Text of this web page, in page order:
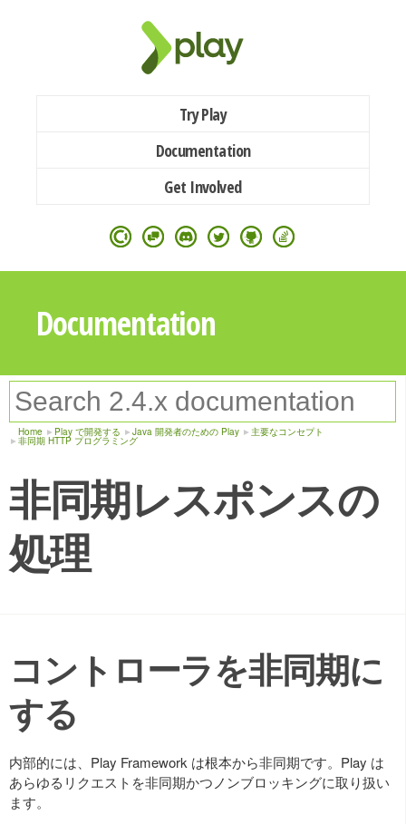
Try Play
Documentation
Get Involved
Documentation
Home Play で開発する Java 開発者のための Play 主要なコンセプト
非同期 HTTP プログラミング
非同期レスポンスの
処理
コントローラを非同期に
する
内部的には、Play Framework は根本から非同期です。Play は
あらゆるリクエストを非同期かつノンブロッキングに取り扱い
ます。